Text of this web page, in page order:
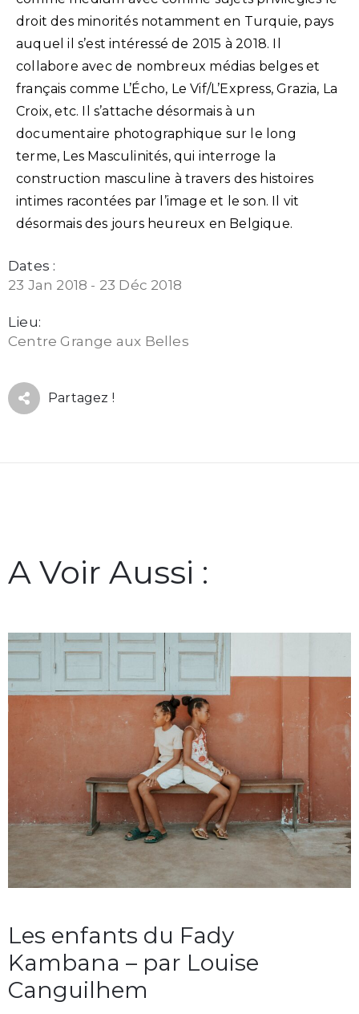
droit des minorités notamment en Turquie, pays
auquel il s’est intéressé de 2015 à 2018. Il
collabore avec de nombreux médias belges et
français comme L’Écho, Le Vif/L’Express, Grazia, La
Croix, etc. Il s’attache désormais à un
documentaire photographique sur le long
terme, Les Masculinités, qui interroge la
construction masculine à travers des histoires
intimes racontées par l’image et le son. Il vit
désormais des jours heureux en Belgique.
Dates :
23 Jan 2018 - 23 Déc 2018
Lieu:
Centre Grange aux Belles
Partagez !
A Voir Aussi :
Les enfants du Fady
Kambana – par Louise
Canguilhem